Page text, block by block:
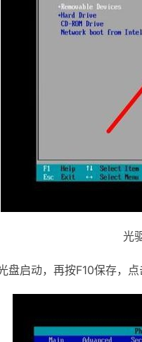
光
启动，再按F10保存，点